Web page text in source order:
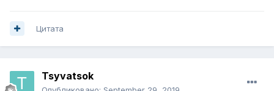
Цитата
Tsyvatsok